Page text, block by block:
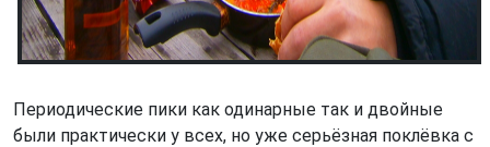
Периодические пики как одинарные так и двойные
были практически у всех, но уже серьёзная поклёвка с